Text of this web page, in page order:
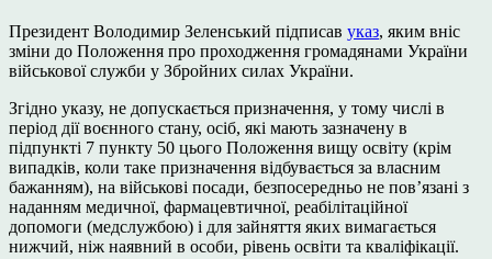
Президент Володимир Зеленський підписав указ, яким вніс
зміни до Положення про проходження громадянами України
військової служби у Збройних силах України.
Згідно указу, не допускається призначення, у тому числі в
період дії воєнного стану, осіб, які мають зазначену в
підпункті 7 пункту 50 цього Положення вищу освіту (крім
випадків, коли таке призначення відбувається за власним
бажанням), на військові посади, безпосередньо не пов’язані з
наданням медичної, фармацевтичної, реабілітаційної
допомоги (медслужбою) і для зайняття яких вимагається
нижчий, ніж наявний в особи, рівень освіти та кваліфікації.